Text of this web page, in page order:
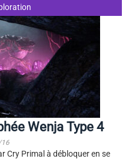
Wenja Type 4
Cry Primal à débloquer en se